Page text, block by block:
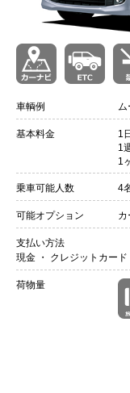
車輌例
基本料金
1
1
1
乗車可能人数 4
可能オプション カ
支払い方法
現金 ・ クレジットカー
荷物量